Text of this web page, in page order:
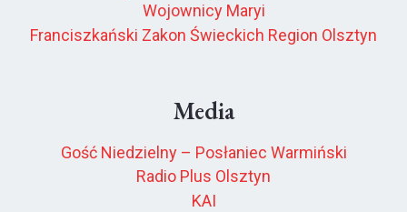
Wojownicy Maryi
Franciszkański Zakon Świeckich Region Olsztyn
Media
Gość Niedzielny – Posłaniec Warmiński
Radio Plus Olsztyn
KAI